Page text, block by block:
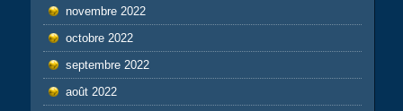
novembre 2022
octobre 2022
septembre 2022
août 2022